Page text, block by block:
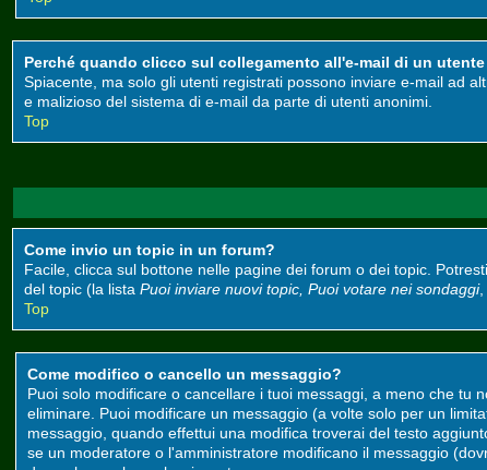
Perché quando clicco sul collegamento all'e-mail di un
Spiacente, ma solo gli utenti registrati possono inviare e-mail ad
e malizioso del sistema di e-mail da parte di utenti anonimi.
Top
Come invio un topic in un forum?
Facile, clicca sul bottone nelle pagine dei forum o dei topic.
del topic (la lista Puoi inviare nuovi topic, Puoi votare nei sondaggi,
Top
Come modifico o cancello un messaggio?
Puoi solo modificare o cancellare i tuoi messaggi, a meno che tu
eliminare. Puoi modificare un messaggio (a volte solo per un
messaggio, quando effettui una modifica troverai del testo
se un moderatore o l'amministratore modificano il messaggio